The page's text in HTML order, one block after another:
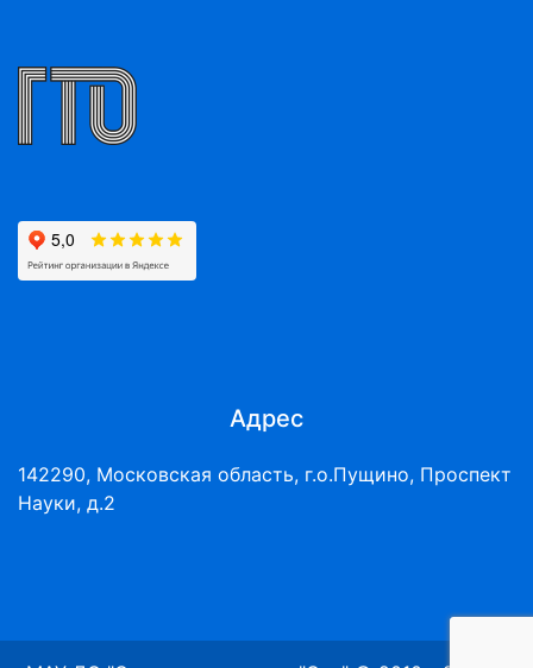
Адрес
142290, Московская область, г.о.Пущино, Проспект
Науки, д.2